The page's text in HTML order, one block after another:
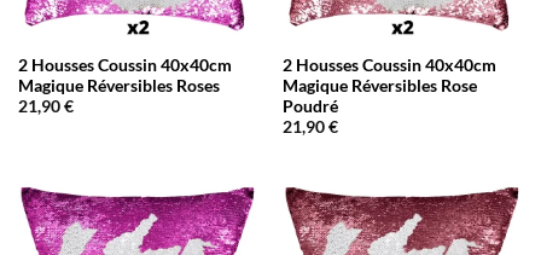
2 Housses Coussin 40x40cm
Magique Réversibles Roses
21,90€
2 Housses Coussin 40x40cm
Magique Réversibles Rose
Poudré
21,90€